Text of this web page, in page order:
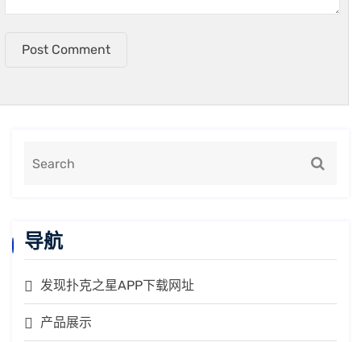
Post Comment
导航
发现扑克之星APP下载网址
产品展示